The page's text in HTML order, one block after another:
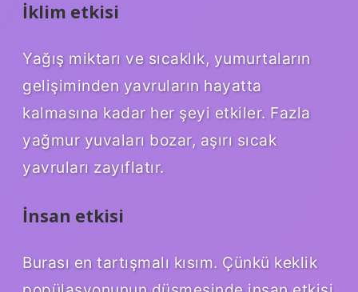
İklim etkisi
Yağış miktarı ve sıcaklık, yumurtaların
gelişiminden yavruların hayatta
kalmasına kadar her şeyi etkiler. Fazla
yağmur yuvaları bozar, aşırı sıcak
yavruları zayıflatır.
İnsan etkisi
Burası en tartışmalı kısım. Çünkü keklik